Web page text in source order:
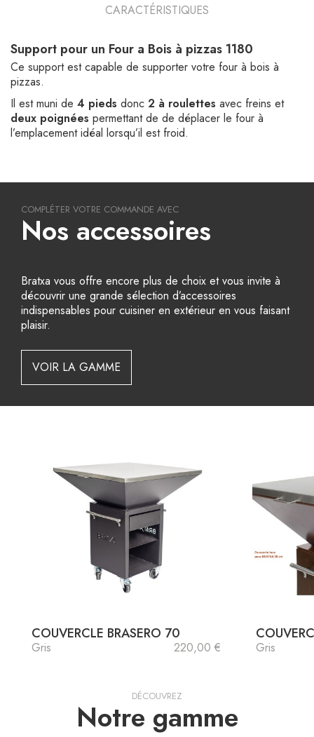
CARACTÉRISTIQUES
Support pour un Four a Bois à pizzas 1180
Ce support est capable de supporter votre four à bois à
pizzas.
Il est muni de 4 pieds donc 2 à roulettes avec freins et
deux poignées permettant de de déplacer le four à
l’emplacement idéal lorsqu’il est froid.
COMPLÉTER VOTRE COMMANDE AVEC
Nos accessoires
Bratxa vous offre encore plus de choix et vous invite à
découvrir une grande sélection d’accessoires
indispensables pour cuisiner en extérieur en vous faisant
plaisir.
VOIR LA GAMME
COUVERCLE BRASERO 70
Gris 220,00 € Gris
DÉCOUVREZ
Notre gamme